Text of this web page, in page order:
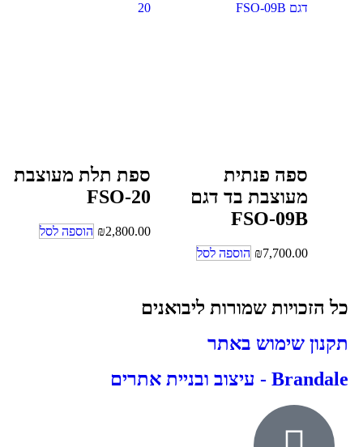
ספה פנתית
מעוצבת בד דגם
FSO-09B
₪7,700.00 הוספה לסל
ספת תלת מעוצבת
FSO-20
₪2,800.00 הוספה לסל
כל הזכויות שמורות ליבואנים
תקנון שימוש באתר
Brandale - עיצוב ובניית אתרים